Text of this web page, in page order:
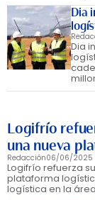
Dia
Dia
Logifrío
una nueva
Redacción06/06/2025
Logifrío refuerza
plataforma
logística en la